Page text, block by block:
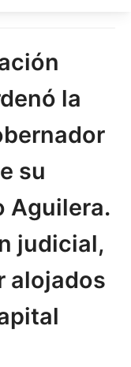
la
su
Aguilera.
judicial,
alojados